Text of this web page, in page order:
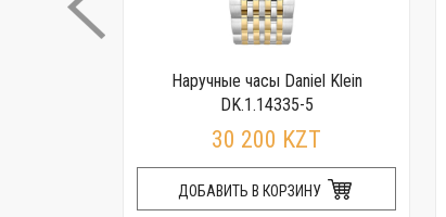
Наручные часы Daniel Klein
DK.1.14335-5
30 200 KZT
ДОБАВИТЬ В КОРЗИНУ